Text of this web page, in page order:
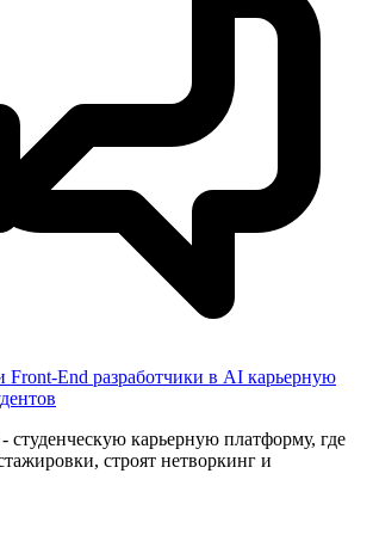
End разработчики в AI карьерную
карьерную платформу, где
строят нетворкинг и